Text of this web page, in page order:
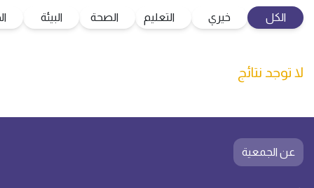
الكل خيري التعليم الصحة البيئة
لا توجد نتائج
عن الجمعية